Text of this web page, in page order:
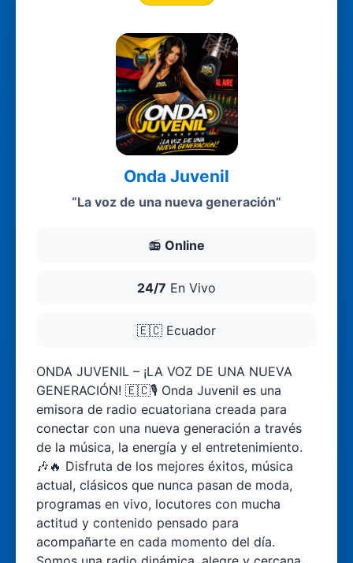
Onda Juvenil
“La voz de una nueva generación”
📻 Online
24/7 En Vivo
🇪🇨 Ecuador
ONDA JUVENIL – ¡LA VOZ DE UNA NUEVA
GENERACIÓN! 🇪🇨🎙️ Onda Juvenil es una
emisora de radio ecuatoriana creada para
conectar con una nueva generación a través
de la música, la energía y el entretenimiento.
🎶🔥 Disfruta de los mejores éxitos, música
actual, clásicos que nunca pasan de moda,
programas en vivo, locutores con mucha
actitud y contenido pensado para
acompañarte en cada momento del día.